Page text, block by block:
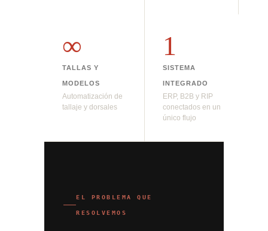
∞
TALLAS Y
MODELOS
Automatización de
tallaje y dorsales
1
SISTEMA
INTEGRADO
ERP, B2B y RIP
conectados en un
único flujo
EL PROBLEMA QUE
RESOLVEMOS